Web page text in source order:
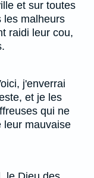
et sur toutes
les malheurs
raidi leur cou,
j'enverrai
et je les
qui ne
leur mauvaise